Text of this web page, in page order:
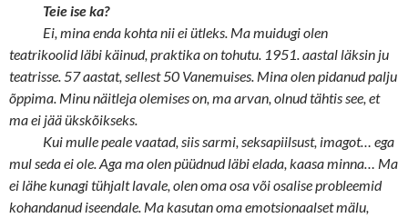
Teie ise ka?
Ei, mina enda kohta nii ei ütleks. Ma muidugi olen
teatrikoolid läbi käinud, praktika on tohutu. 1951. aastal läksin ju
teatrisse. 57 aastat, sellest 50 Vanemuises. Mina olen pidanud palju
õppima. Minu näitleja olemises on, ma arvan, olnud tähtis see, et
ma ei jää ükskõikseks.
Kui mulle peale vaatad, siis sarmi, seksapiilsust, imagot… ega
mul seda ei ole. Aga ma olen püüdnud läbi elada, kaasa minna… Ma
ei lähe kunagi tühjalt lavale, olen oma osa või osalise probleemid
kohandanud iseendale. Ma kasutan oma emotsionaalset mälu,